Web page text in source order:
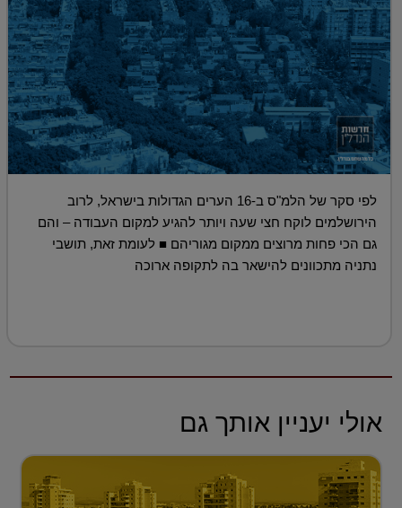
לפי סקר של הלמ"ס ב-16 הערים הגדולות בישראל, לרוב
הירושלמים לוקח חצי שעה ויותר להגיע למקום העבודה – והם
גם הכי פחות מרוצים ממקום מגוריהם ■ לעומת זאת, תושבי
נתניה מתכוונים להישאר בה לתקופה ארוכה
אולי יעניין אותך גם